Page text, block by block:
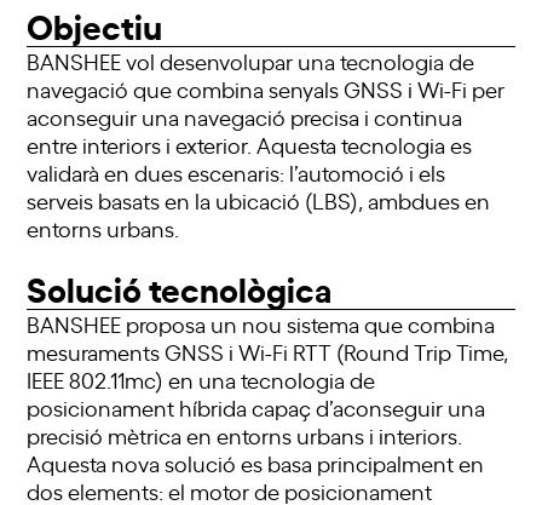
Objectiu
BANSHEE vol desenvolupar una tecnologia de
navegació que combina senyals GNSS i Wi-Fi per
aconseguir una navegació precisa i continua
entre interiors i exterior. Aquesta tecnologia es
validarà en dues escenaris: l’automoció i els
serveis basats en la ubicació (LBS), ambdues en
entorns urbans.
Solució tecnològica
BANSHEE proposa un nou sistema que combina
mesuraments GNSS i Wi-Fi RTT (Round Trip Time,
IEEE 802.11mc) en una tecnologia de
posicionament híbrida capaç d’aconseguir una
precisió mètrica en entorns urbans i interiors.
Aquesta nova solució es basa principalment en
dos elements: el motor de posicionament